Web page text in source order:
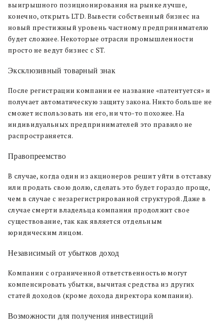
выигрышного позиционирования на рынке лучше,
конечно, открыть LTD. Вывести собственный бизнес на
новый престижный уровень частному предпринимателю
будет сложнее. Некоторые отрасли промышленности
просто не ведут бизнес с ST.
Эксклюзивный товарный знак
После регистрации компании ее название «патентуется» и
получает автоматическую защиту закона. Никто больше не
сможет использовать ни его, ни что-то похожее. На
индивидуальных предпринимателей это правило не
распространяется.
Правопреемство
В случае, когда один из акционеров решит уйти в отставку
или продать свою долю, сделать это будет гораздо проще,
чем в случае с незарегистрированной структурой. Даже в
случае смерти владельца компания продолжит свое
существование, так как является отдельным
юридическим лицом.
Независимый от убытков доход
Компании с ограниченной ответственностью могут
компенсировать убытки, вычитая средства из других
статей доходов (кроме дохода директора компании).
Возможности для получения инвестиций